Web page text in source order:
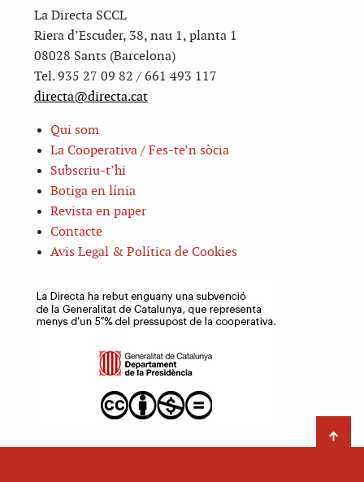
La Directa SCCL
Riera d’Escuder, 38, nau 1, planta 1
08028 Sants (Barcelona)
Tel. 935 27 09 82 / 661 493 117
directa@directa.cat
Qui som
La Cooperativa / Fes-te’n sòcia
Subscriu-t’hi
Botiga en línia
Revista en paper
Contacte
Avis Legal & Política de Cookies